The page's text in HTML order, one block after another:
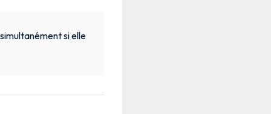
si elle